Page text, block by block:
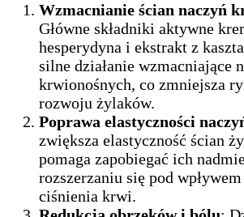
Wzmacnianie ścian naczyń
Główne składniki aktywne
hesperydyna i ekstrakt z
silne działanie wzmacniające
krwionośnych, co zmniejsza
rozwoju żylaków.
Poprawa elastyczności
zwiększa elastyczność ścian
pomaga zapobiegać ich
rozszerzaniu się pod
ciśnienia krwi.